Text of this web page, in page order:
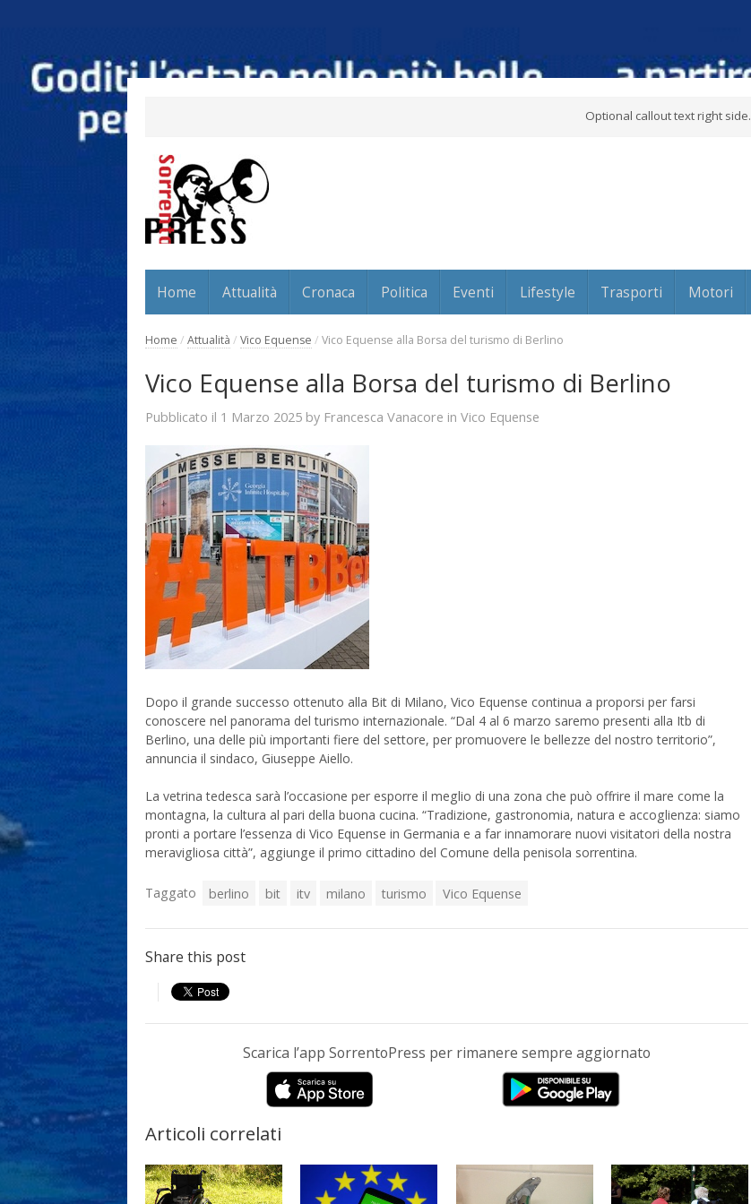
Optional callout text right side.
Home Attualità Cronaca Politica Eventi Lifestyle Trasporti Motori
Home / Attualità / Vico Equense / Vico Equense alla Borsa del turismo di Berlino
Vico Equense alla Borsa del turismo di Berlino
Pubblicato il 1 Marzo 2025 by Francesca Vanacore in Vico Equense
Dopo il grande successo ottenuto alla Bit di Milano, Vico Equense continua a proporsi per farsi
conoscere nel panorama del turismo internazionale. “Dal 4 al 6 marzo saremo presenti alla Itb di
Berlino, una delle più importanti fiere del settore, per promuovere le bellezze del nostro territorio”,
annuncia il sindaco, Giuseppe Aiello.
La vetrina tedesca sarà l’occasione per esporre il meglio di una zona che può offrire il mare come la
montagna, la cultura al pari della buona cucina. “Tradizione, gastronomia, natura e accoglienza: siamo
pronti a portare l’essenza di Vico Equense in Germania e a far innamorare nuovi visitatori della nostra
meravigliosa città”, aggiunge il primo cittadino del Comune della penisola sorrentina.
Taggato berlino bit itv milano turismo Vico Equense
Share this post
Scarica l’app SorrentoPress per rimanere sempre aggiornato
Articoli correlati